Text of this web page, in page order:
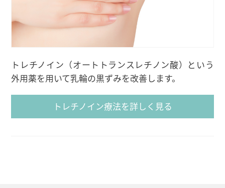
トレチノイン（オートトランスレチノン酸）という
外用薬を用いて乳輪の黒ずみを改善します。
トレチノイン療法を詳しく見る